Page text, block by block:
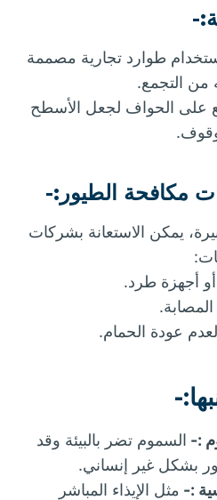
طوارد تجارية مصممة
من التجمع.
على الحواف لجعل الأسطح
يمكن الاستعانة بشركات
أجهزة طرد.
عودة الحمام.
:- السموم تضر بالبيئة وقد
بشكل غير إنساني.
:- مثل الإيذاء المباشر